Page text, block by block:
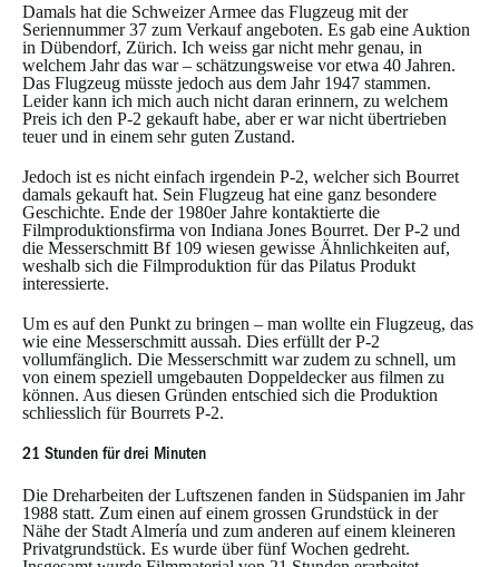
Damals hat die Schweizer Armee das Flugzeug mit der
Seriennummer 37 zum Verkauf angeboten. Es gab eine Auktion
in Dübendorf, Zürich. Ich weiss gar nicht mehr genau, in
welchem Jahr das war – schätzungsweise vor etwa 40 Jahren.
Das Flugzeug müsste jedoch aus dem Jahr 1947 stammen.
Leider kann ich mich auch nicht daran erinnern, zu welchem
Preis ich den P-2 gekauft habe, aber er war nicht übertrieben
teuer und in einem sehr guten Zustand.
Jedoch ist es nicht einfach irgendein P-2, welcher sich Bourret
damals gekauft hat. Sein Flugzeug hat eine ganz besondere
Geschichte. Ende der 1980er Jahre kontaktierte die
Filmproduktionsfirma von Indiana Jones Bourret. Der P-2 und
die Messerschmitt Bf 109 wiesen gewisse Ähnlichkeiten auf,
weshalb sich die Filmproduktion für das Pilatus Produkt
interessierte.
Um es auf den Punkt zu bringen – man wollte ein Flugzeug, das
wie eine Messerschmitt aussah. Dies erfüllt der P-2
vollumfänglich. Die Messerschmitt war zudem zu schnell, um
von einem speziell umgebauten Doppeldecker aus filmen zu
können. Aus diesen Gründen entschied sich die Produktion
schliesslich für Bourrets P-2.
21 Stunden für drei Minuten
Die Dreharbeiten der Luftszenen fanden in Südspanien im Jahr
1988 statt. Zum einen auf einem grossen Grundstück in der
Nähe der Stadt Almería und zum anderen auf einem kleineren
Privatgrundstück. Es wurde über fünf Wochen gedreht.